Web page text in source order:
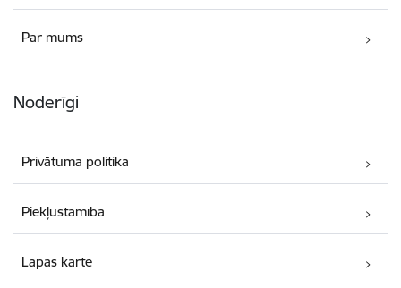
Par mums
Noderīgi
Privātuma politika
Piekļūstamība
Lapas karte